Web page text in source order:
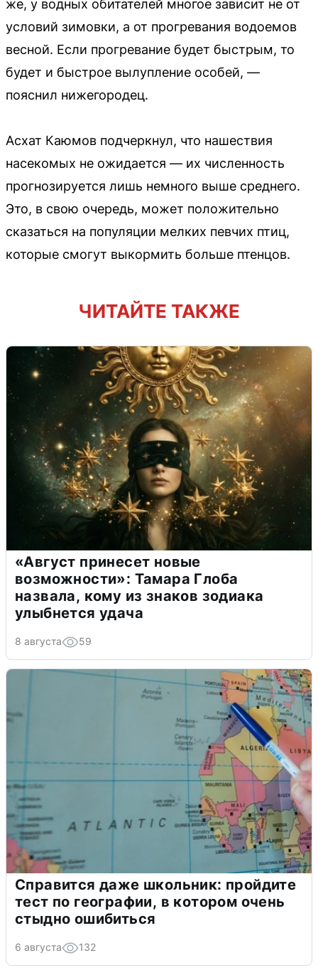
же, у водных обитателей многое зависит не от
условий зимовки, а от прогревания водоемов
весной. Если прогревание будет быстрым, то
будет и быстрое вылупление особей, —
пояснил нижегородец.
Асхат Каюмов подчеркнул, что нашествия
насекомых не ожидается — их численность
прогнозируется лишь немного выше среднего.
Это, в свою очередь, может положительно
сказаться на популяции мелких певчих птиц,
которые смогут выкормить больше птенцов.
ЧИТАЙТЕ ТАКЖЕ
«Август принесет новые
возможности»: Тамара Глоба
назвала, кому из знаков зодиака
улыбнется удача
8 августа 59
Справится даже школьник: пройдите
тест по географии, в котором очень
стыдно ошибиться
6 августа 132